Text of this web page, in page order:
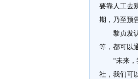
要靠人工去
期，乃至预
黎贞发
等，都可以
“未来
社，我们可